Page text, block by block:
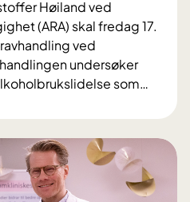
Høiland ved
(ARA) skal fredag 17.
ved
undersøker
som…